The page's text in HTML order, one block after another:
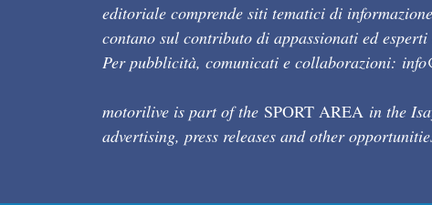
editoriale comprende siti tematici di
contano sul contributo di appassionati ed esperti
Per pubblicità, comunicati e collaborazioni:
motorilive is part of the SPORT AREA in the
advertising, press releases and other